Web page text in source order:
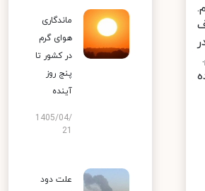
ماندگاری
هوای گرم
در کشور تا
پنج روز
آینده
1405/04/
علت دود